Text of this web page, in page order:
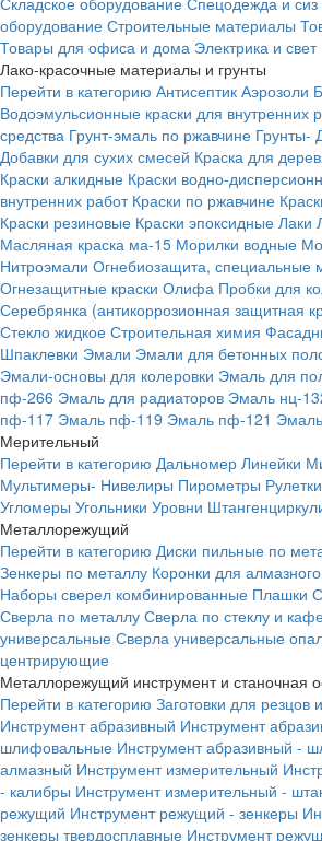
оборудование Строительные материалы
Товары для офиса и дома Электрика и свет
Лако-красочные материалы и грунты
Перейти в категорию Антисептик Аэрозоли
Водоэмульсионные краски для внутренних
средства Грунт-эмаль по ржавчине Грунты-
Добавки для сухих смесей Краска для
Краски алкидные Краски водно-
внутренних работ Краски по ржавчине
Краски резиновые Краски эпоксидные Лаки
Масляная краска ма-15 Морилки водные
Нитроэмали Огнебиозащита, специальные
Огнезащитные краски Олифа Пробки для
Серебрянка (антикоррозионная защитная
Стекло жидкое Строительная химия
Шпаклевки Эмали Эмали для бетонных
Эмали-основы для колеровки Эмаль для
пф-266 Эмаль для радиаторов Эмаль нц-
пф-117 Эмаль пф-119 Эмаль пф-121
Мерительный
Перейти в категорию Дальномер Линейки
Мультимеры- Нивелиры Пирометры Рулетки
Угломеры Угольники Уровни
Металлорежущий
Перейти в категорию Диски пильные по
Зенкеры по металлу Коронки для
Наборы сверел комбинированные Плашки
Сверла по металлу Сверла по стеклу и
универсальные Сверла универсальные
центрирующие
Металлорежущий инструмент и станочная
Перейти в категорию Заготовки для резцов
Инструмент абразивный Инструмент
шлифовальные Инструмент абразивный -
алмазный Инструмент измерительный
- калибры Инструмент измерительный -
режущий Инструмент режущий - зенкеры
зенкеры твердосплавные Инструмент